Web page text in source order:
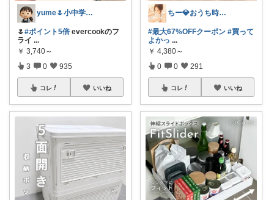
yume🌷小中学生ママ&家事グッズ
🌷#ポイント5倍 evercookのフ
ライ ...
￥ 3,740～
3 0 935
コレ いいね
ちー💎おうち時間と整える暮らし🏠
#最大67%OFFクーポン #買って
よかっ ...
￥ 4,380～
0 0 291
コレ いいね